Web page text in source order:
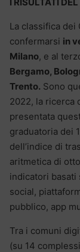
La classifica dei
confermarsi in
Milano, e al
Bergamo,
Trento. Sono
2022, la ricerca
presentata
graduatoria dei
dell’indice di
aritmetica di
indicatori basati
social,
pubblico, app
Tra i comuni
(su 14